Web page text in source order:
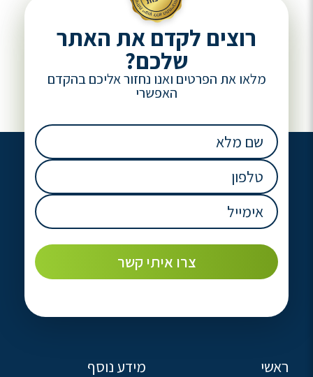
רוצים לקדם את האתר
שלכם?
מלאו את הפרטים ואנו נחזור אליכם בהקדם
האפשרי
שם
מלא
(חובה)
טלפון
(חובה)
אימייל
(חובה)
ראשי מידע נוסף